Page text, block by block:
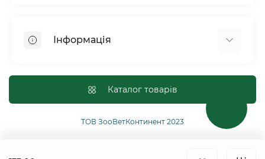
Птахи
Рептилії
Сільськогосподарські тварини та птахи
Інформація
Оплата і доставка
Політика конфіденційності
Публічна угода
Каталог товарів
ТОВ ЗооВетКонтинент 2023